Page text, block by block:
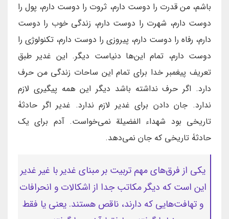
باشم، من قدرت را دوست دارم، ثروت را دوست دارم، پول را
دوست دارم، شهرت را دوست دارم، زندگی خوب را دوست
دارم، رفاه را دوست دارم، پیروزی را دوست دارم، تکنولوژی را
دوست دارم، تمام این‌ها دنیاست دیگر. این غدیر طبق
تعریف پیغمبر خدا برای تمام این ساحات زندگی من حرف
دارد. اگر حرف نداشته باشد دیگر این همه پیگیری لازم
ندارد. جان دادن برای غدیر لازم ندارد. غدیر اگر حادثۀ
تاریخی بود شهداء الفضیلة نمی‌خواست. آدم برای یک
حادثۀ تاریخی که جان نمی‌دهد.
یکی از فرق‌های مهم تربیت بر مبنای غدیر با غیر غدیر
این است که دیگر مکاتب جدا از اشکالات و انحرافات
و تهافت‌هایی که دارند، ناقص هستند. یعنی یا فقط